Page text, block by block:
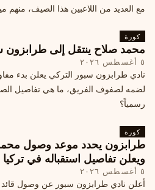
مع العديد من اللاعبين هذا الصيف،
كورة
محمد صلاح ينتقل إلى طرابزون
٥ أغسطس ٢٠٢٦
نادي طرابزون سبور التركي يعلن بدء
لضمه لصفوف الفريق، ما هي تفاصيل
رسمياً؟
كورة
طرابزون يحدد موعد وصول
ويعلن تفاصيل استقباله في تركيا
٥ أغسطس ٢٠٢٦
أعلن نادي طرابزون سبور عن وصول